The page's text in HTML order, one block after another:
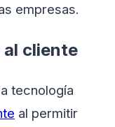
empresas.
cliente
tecnología
al permitir